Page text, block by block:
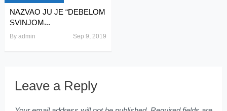
NAZVAO JU JE “DEBELOM
SVINJOM̶...
By admin Sep 9, 2019
Leave a Reply